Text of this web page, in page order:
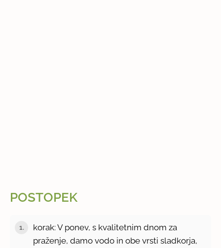
POSTOPEK
1.
korak: V ponev, s kvalitetnim dnom za
praženje, damo vodo in obe vrsti sladkorja,